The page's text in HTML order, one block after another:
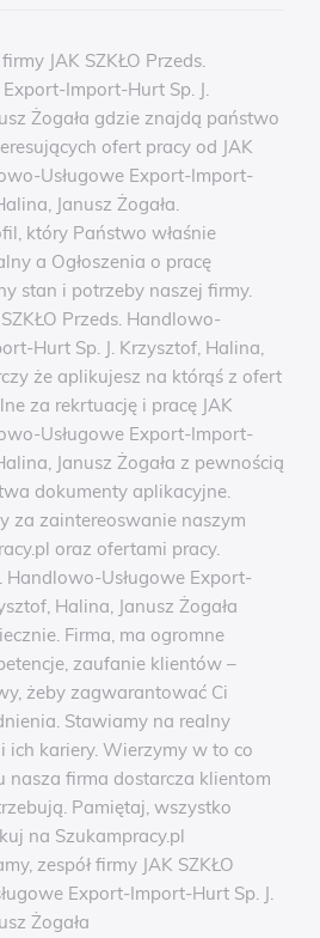
JAK SZKŁO Przeds.
Import-Hurt Sp. J.
Żogała gdzie znajdą państwo
ofert pracy od JAK
Usługowe Export-Import-
Janusz Żogała.
który Państwo właśnie
a Ogłoszenia o pracę
stan i potrzeby naszej firmy.
Przeds. Handlowo-
Hurt Sp. J. Krzysztof, Halina,
że aplikujesz na którąś z ofert
za rekrtuację i pracę JAK
Usługowe Export-Import-
Janusz Żogała z pewnością
dokumenty aplikacyjne.
za zaintereoswanie naszym
oraz ofertami pracy.
Handlowo-Usługowe Export-
Halina, Janusz Żogała
Firma, ma ogromne
zaufanie klientów –
żeby zagwarantować Ci
Stawiamy na realny
kariery. Wierzymy w to co
nasza firma dostarcza klientom
Pamiętaj, wszystko
na Szukampracy.pl
zespół firmy JAK SZKŁO
Export-Import-Hurt Sp. J.
Żogała